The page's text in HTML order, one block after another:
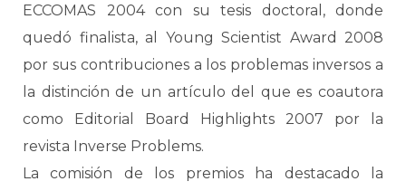
ECCOMAS 2004 con su tesis doctoral, donde
quedó finalista, al Young Scientist Award 2008
por sus contribuciones a los problemas inversos a
la distinción de un artículo del que es coautora
como Editorial Board Highlights 2007 por la
revista Inverse Problems.
La comisión de los premios ha destacado la